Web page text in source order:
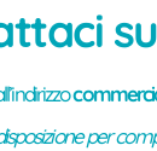
per